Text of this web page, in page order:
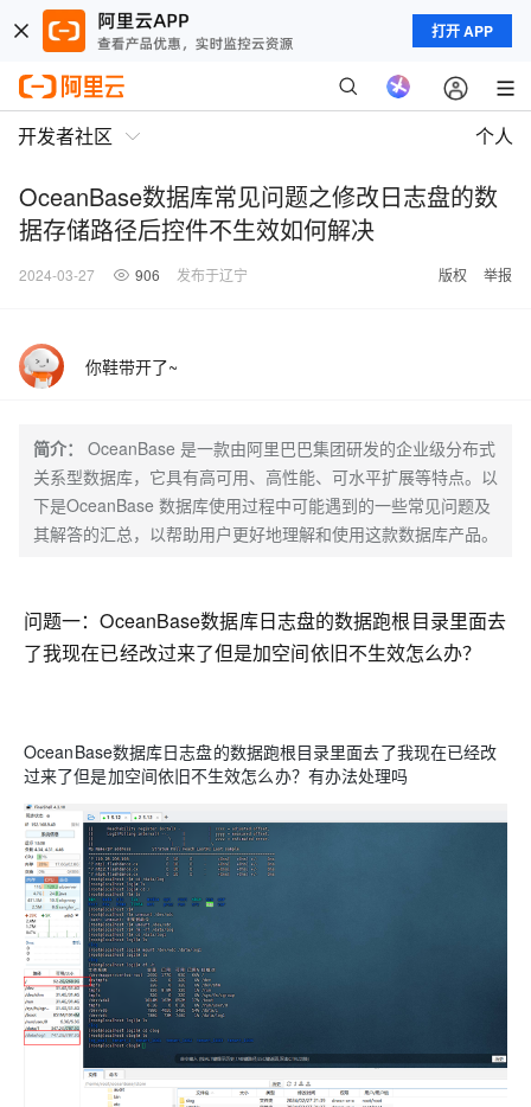
打开 APP
开发者社区 个人
OceanBase数据库常见问题之修改日志盘的数
据存储路径后控件不生效如何解决
2024-03-27 906 发布于辽宁 版权 举报
你鞋带开了~
简介：
OceanBase 是一款由阿里巴巴集团研发的企业级分布式
关系型数据库，它具有高可用、高性能、可水平扩展等特点。以
下是OceanBase 数据库使用过程中可能遇到的一些常见问题及
其解答的汇总，以帮助用户更好地理解和使用这款数据库产品。
问题一：OceanBase数据库日志盘的数据跑根目录里面去
了我现在已经改过来了但是加空间依旧不生效怎么办？
OceanBase数据库日志盘的数据跑根目录里面去了我现在已经改
过来了但是加空间依旧不生效怎么办？有办法处理吗